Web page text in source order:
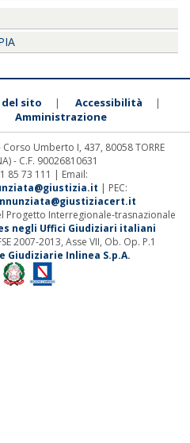
del sito | Accessibilità |
Amministrazione
Umberto I, 437, 80058 TORRE
- C.F. 90026810631
85 73 111 | Email:
| PEC:
Progetto Interregionale-trasnazionale
negli Uffici Giudiziari italiani
2007-2013, Asse VII, Ob. Op. P.1
Giudiziarie Inlinea S.p.A.